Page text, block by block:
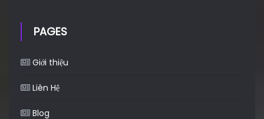
PAGES
Giới thiệu
Liên Hệ
Blog